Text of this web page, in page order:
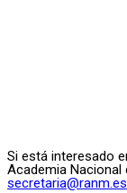
Si está interesado
Academia Nacional
secretaria@ranm.es